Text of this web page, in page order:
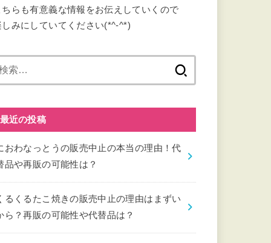
ちらも有意義な情報をお伝えしていくので
しみにしていてください(*^-^*)
最近の投稿
おわなっとうの販売中止の本当の理由！代
品や再販の可能性は？
るくるたこ焼きの販売中止の理由はまずい
ら？再販の可能性や代替品は？